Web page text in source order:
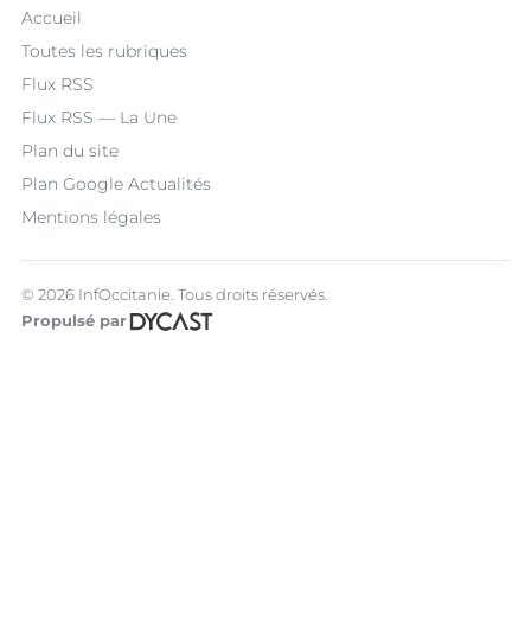
Accueil
Toutes les rubriques
Flux RSS
Flux RSS — La Une
Plan du site
Plan Google Actualités
Mentions légales
© 2026 InfOccitanie. Tous droits réservés.
Propulsé par